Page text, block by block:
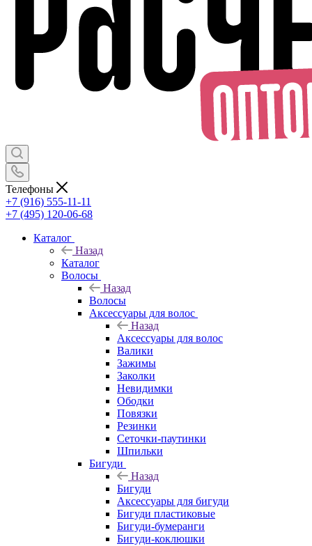
Телефоны
+7 (916) 555-11-11
+7 (495) 120-06-68
Каталог
Назад
Каталог
Волосы
Назад
Волосы
Аксессуары для волос
Назад
Аксессуары для волос
Валики
Зажимы
Заколки
Невидимки
Ободки
Повязки
Резинки
Сеточки-паутинки
Шпильки
Бигуди
Назад
Бигуди
Аксессуары для бигуди
Бигуди пластиковые
Бигуди-бумеранги
Бигуди-коклюшки